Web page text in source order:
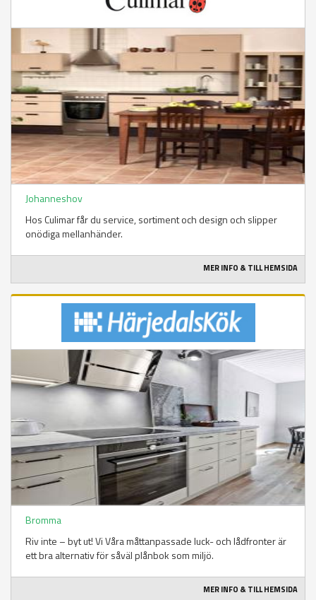
Johanneshov
Hos Culimar får du service, sortiment och design och slipper
onödiga mellanhänder.
MER INFO & TILL HEMSIDA
Bromma
Riv inte – byt ut! Vi Våra måttanpassade luck- och lådfronter är
ett bra alternativ för såväl plånbok som miljö.
MER INFO & TILL HEMSIDA